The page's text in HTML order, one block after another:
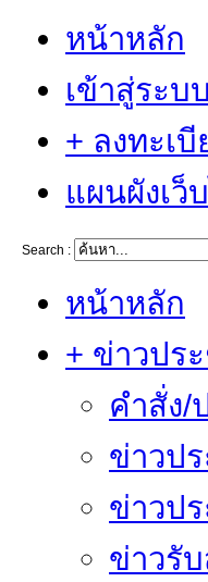
หน้าหลัก
เข้าสู่ระบบ
+ ลงทะเ
แผนผังเว็
Search :
หน้าหลัก
+ ข่าวปร
คำสั่ง/
ข่าวป
ข่าวป
ข่าวรั